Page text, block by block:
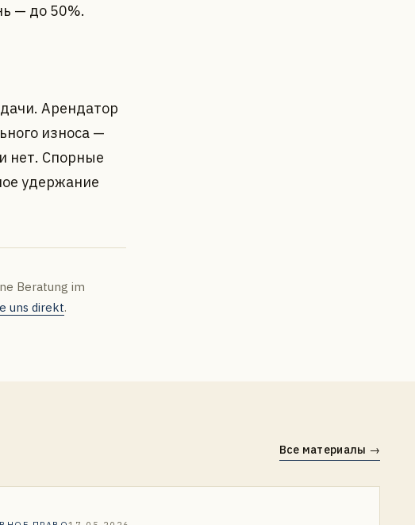
— до 50%.
Арендатор
износа —
нет. Спорные
удержание
Beratung im
uns direkt.
Все материалы →